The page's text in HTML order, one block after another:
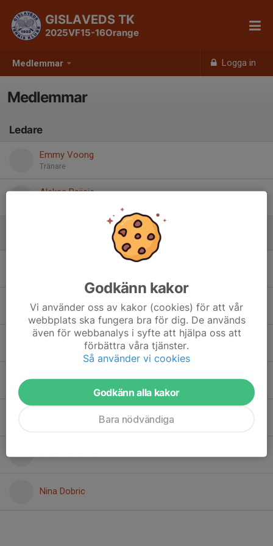
Medlemmar Logga in
GISLAVEDS TK
2025VF15-16Orange
Medlemmar
Ledare
Emmy Voong
Tränare
Aleksa Pejicic
Ida Lassus
Ines Timmer
Leo Voong
Mika Päivärinta
Nina Dobric
Godkänn kakor
Vi använder oss av kakor (cookies) för att vår
webbplats ska fungera bra för dig. De används
även för webbanalys i syfte att hjälpa oss att
förbättra våra tjänster.
Så använder vi cookies
Godkänn alla kakor
Bara nödvändiga